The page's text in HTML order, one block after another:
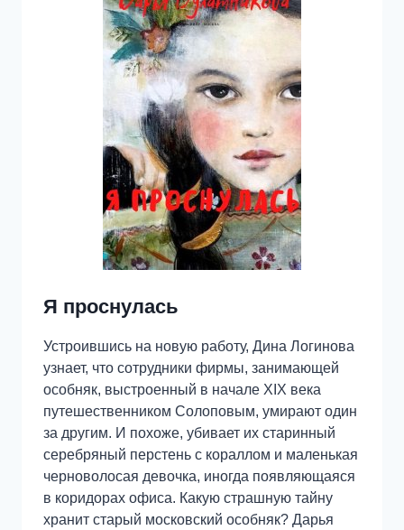
Я проснулась
Устроившись на новую работу, Дина Логинова
узнает, что сотрудники фирмы, занимающей
особняк, выстроенный в начале XIX века
путешественником Солоповым, умирают один
за другим. И похоже, убивает их старинный
серебряный перстень с кораллом и маленькая
черноволосая девочка, иногда появляющаяся
в коридорах офиса. Какую страшную тайну
хранит старый московский особняк? Дарья